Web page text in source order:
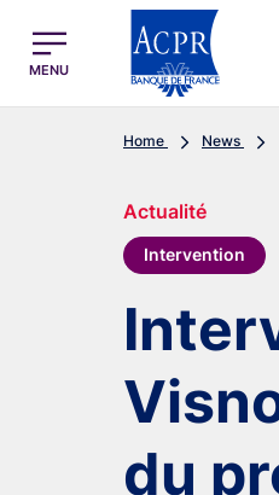
ACPR Menu Principal (English)
MENU
Home News
Actualité
Intervention
du